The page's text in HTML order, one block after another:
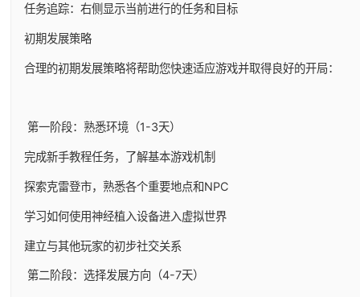
任务追踪：右侧显示当前进行的任务和目标
初期发展策略
合理的初期发展策略将帮助您快速适应游戏并取得良好的开局：
第一阶段：熟悉环境（1-3天）
完成新手教程任务，了解基本游戏机制
探索克雷登市，熟悉各个重要地点和NPC
学习如何使用神经植入设备进入虚拟世界
建立与其他玩家的初步社交关系
第二阶段：选择发展方向（4-7天）